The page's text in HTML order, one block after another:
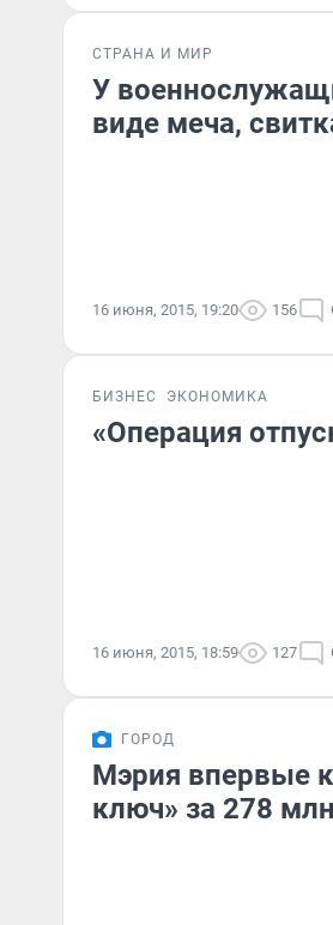
СТРАНА И МИР
У
виде меча,
16 июня, 2015, 19:20 156
БИЗНЕС ЭКОНОМИКА
«Операция
16 июня, 2015, 18:59 127
ГОРОД
Мэрия впервые
ключ» за 278